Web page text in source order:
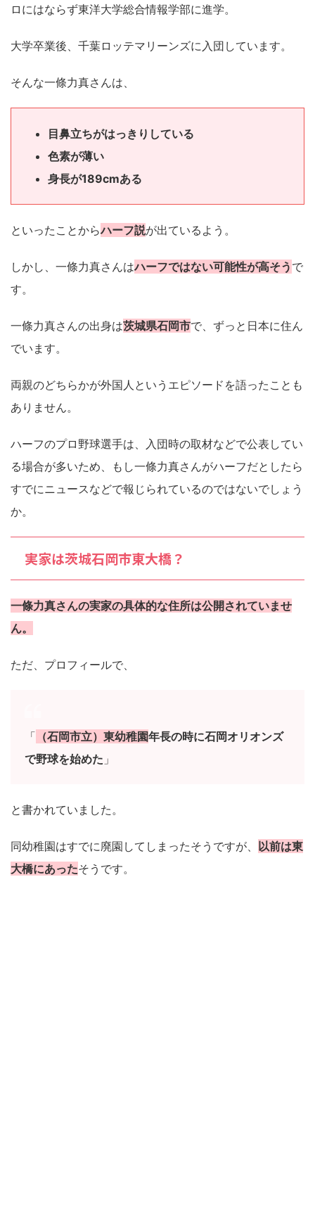
ロにはならず東洋大学総合情報学部に進学。
大学卒業後、千葉ロッテマリーンズに入団しています。
そんな一條力真さんは、
目鼻立ちがはっきりしている
色素が薄い
身長が189cmある
といったことからハーフ説が出ているよう。
しかし、一條力真さんはハーフではない可能性が高そう で
す。
一條力真さんの出身は茨城県石岡市で、ずっと日本に住ん
でいます。
両親のどちらかが外国人というエピソードを語ったことも
ありません。
ハーフのプロ野球選手は、入団時の取材などで公表してい
る場合が多いため、もし一條力真さんがハーフだとしたら
すでにニュースなどで報じられているのではないでしょう
か。
実家は茨城石岡市東大橋？
一條力真さんの実家の具体的な住所は公開されていませ
ん。
ただ、プロフィールで、
「 （石岡市立）東幼稚園年長の時に石岡オリオンズ
で野球を始めた 」
と書かれていました。
同幼稚園はすでに廃園してしまったそうですが、 以前は東
大橋にあったそうです。